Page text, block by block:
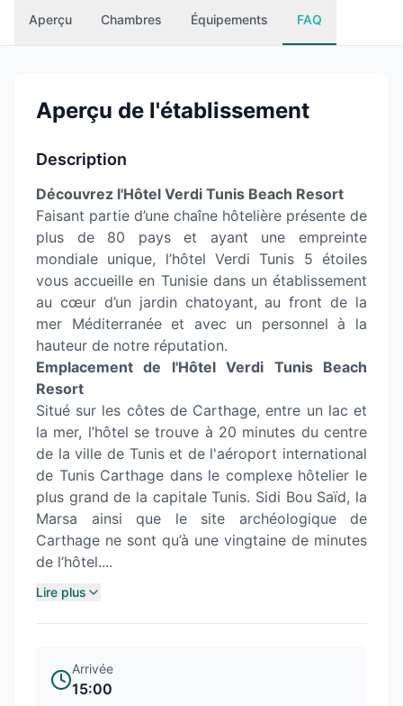
Aperçu Chambres Équipements FAQ
Aperçu de l'établissement
Description
Découvrez l'Hôtel Verdi Tunis Beach Resort
Faisant partie d’une chaîne hôtelière présente de
plus de 80 pays et ayant une empreinte
mondiale unique, l’hôtel Verdi Tunis 5 étoiles
vous accueille en Tunisie dans un établissement
au cœur d’un jardin chatoyant, au front de la
mer Méditerranée et avec un personnel à la
hauteur de notre réputation.
Emplacement de l'Hôtel Verdi Tunis Beach
Resort
Situé sur les côtes de Carthage, entre un lac et
la mer, l’hôtel se trouve à 20 minutes du centre
de la ville de Tunis et de l'aéroport international
de Tunis Carthage dans le complexe hôtelier le
plus grand de la capitale Tunis. Sidi Bou Saïd, la
Marsa ainsi que le site archéologique de
Carthage ne sont qu’à une vingtaine de minutes
de l’hôtel....
Lire plus
Arrivée
15:00